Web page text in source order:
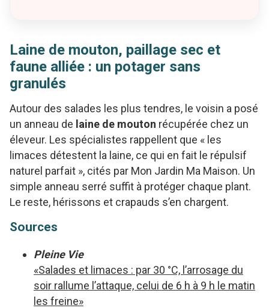
Laine de mouton, paillage sec et
faune alliée : un potager sans
granulés
Autour des salades les plus tendres, le voisin a posé
un anneau de laine de mouton récupérée chez un
éleveur. Les spécialistes rappellent que « les
limaces détestent la laine, ce qui en fait le répulsif
naturel parfait », cités par Mon Jardin Ma Maison. Un
simple anneau serré suffit à protéger chaque plant.
Le reste, hérissons et crapauds s’en chargent.
Sources
Pleine Vie
«Salades et limaces : par 30 °C, l’arrosage du
soir rallume l’attaque, celui de 6 h à 9 h le matin
les freine»